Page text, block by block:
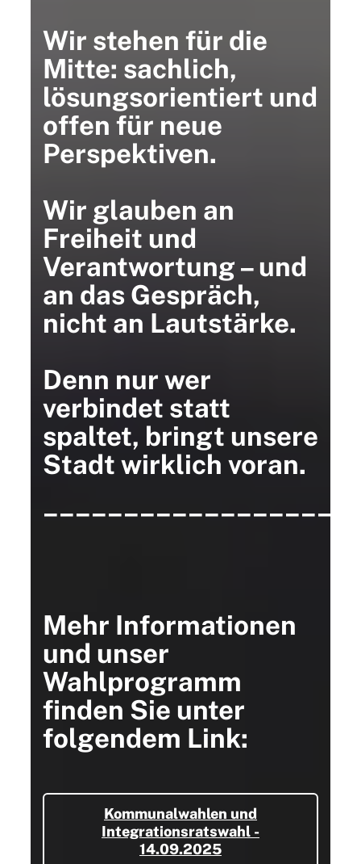
Wir stehen für die
Mitte: sachlich,
lösungsorientiert und
offen für neue
Perspektiven.
Wir glauben an
Freiheit und
Verantwortung – und
an das Gespräch,
nicht an Lautstärke.
Denn nur wer
verbindet statt
spaltet, bringt unsere
Stadt wirklich voran.
Mehr Informationen
und unser
Wahlprogramm
finden Sie unter
folgendem Link:
Kommunalwahlen und
Integrationsratswahl -
14.09.2025